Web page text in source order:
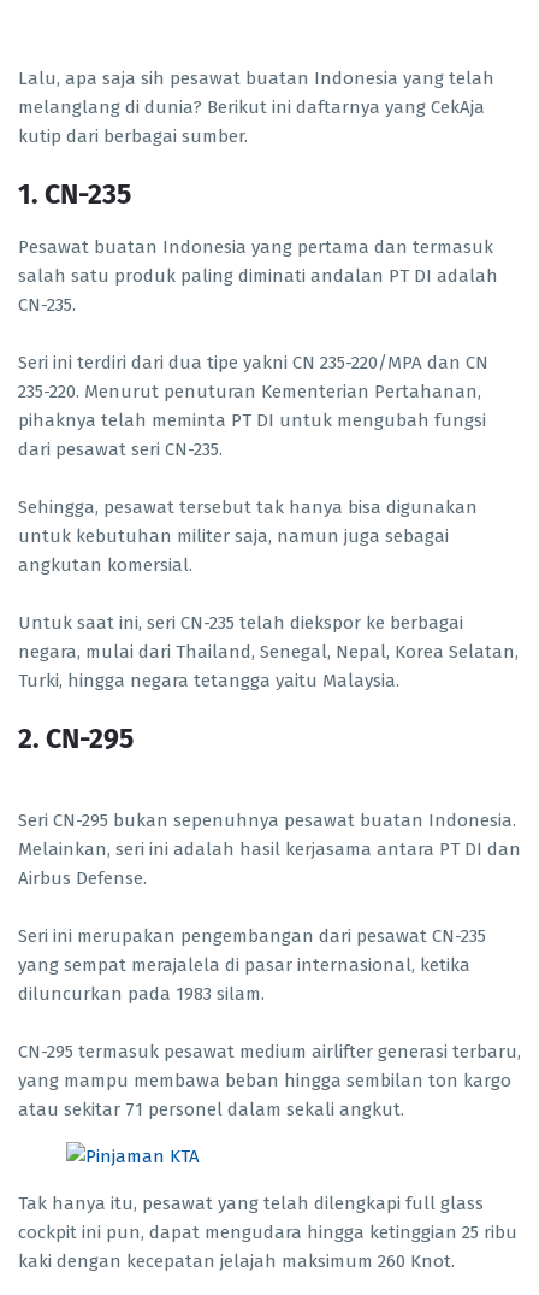
Lalu, apa saja sih pesawat buatan Indonesia yang telah
melanglang di dunia? Berikut ini daftarnya yang CekAja
kutip dari berbagai sumber.
1. CN-235
Pesawat buatan Indonesia yang pertama dan termasuk
salah satu produk paling diminati andalan PT DI adalah
CN-235.
Seri ini terdiri dari dua tipe yakni CN 235-220/MPA dan CN
235-220. Menurut penuturan Kementerian Pertahanan,
pihaknya telah meminta PT DI untuk mengubah fungsi
dari pesawat seri CN-235.
Sehingga, pesawat tersebut tak hanya bisa digunakan
untuk kebutuhan militer saja, namun juga sebagai
angkutan komersial.
Untuk saat ini, seri CN-235 telah diekspor ke berbagai
negara, mulai dari Thailand, Senegal, Nepal, Korea Selatan,
Turki, hingga negara tetangga yaitu Malaysia.
2. CN-295
Seri CN-295 bukan sepenuhnya pesawat buatan Indonesia.
Melainkan, seri ini adalah hasil kerjasama antara PT DI dan
Airbus Defense.
Seri ini merupakan pengembangan dari pesawat CN-235
yang sempat merajalela di pasar internasional, ketika
diluncurkan pada 1983 silam.
CN-295 termasuk pesawat medium airlifter generasi terbaru,
yang mampu membawa beban hingga sembilan ton kargo
atau sekitar 71 personel dalam sekali angkut.
Tak hanya itu, pesawat yang telah dilengkapi full glass
cockpit ini pun, dapat mengudara hingga ketinggian 25 ribu
kaki dengan kecepatan jelajah maksimum 260 Knot.